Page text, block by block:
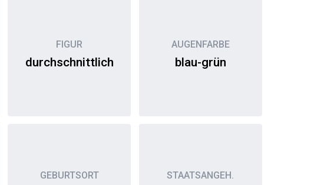
FIGUR
durchschnittlich
AUGENFARBE
blau-grün
GEBURTSORT STAATSANGEH.